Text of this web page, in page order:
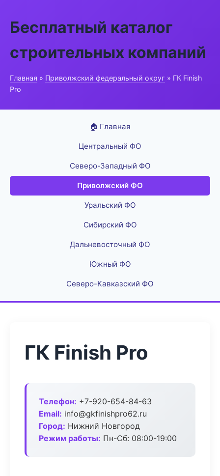
Бесплатный каталог
строительных компаний
Главная » Приволжский федеральный округ » ГК Finish
Pro
🏠 Главная
Центральный ФО
Северо-Западный ФО
Приволжский ФО
Уральский ФО
Сибирский ФО
Дальневосточный ФО
Южный ФО
Северо-Кавказский ФО
ГК Finish Pro
Телефон: +7-920-654-84-63
Email: info@gkfinishpro62.ru
Город: Нижний Новгород
Режим работы: Пн-Сб: 08:00-19:00